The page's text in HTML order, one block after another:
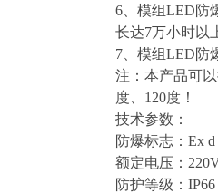
6、 模组LED防
长达7万小时以
7、 模组LED防
注：本产品可
度、120度！
技术参数：
防爆标志：Ex
额定电压：
防护等级：IP66